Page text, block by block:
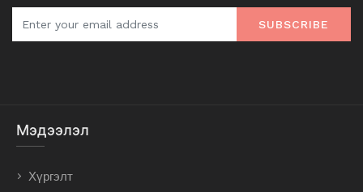
SUBSCRIBE
Мэдээлэл
Хүргэлт